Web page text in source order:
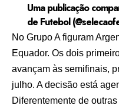
Uma publicação
de Futebol
No Grupo A figuram
Equador. Os dois
avançam às semifinais,
julho. A decisão está
Diferentemente de